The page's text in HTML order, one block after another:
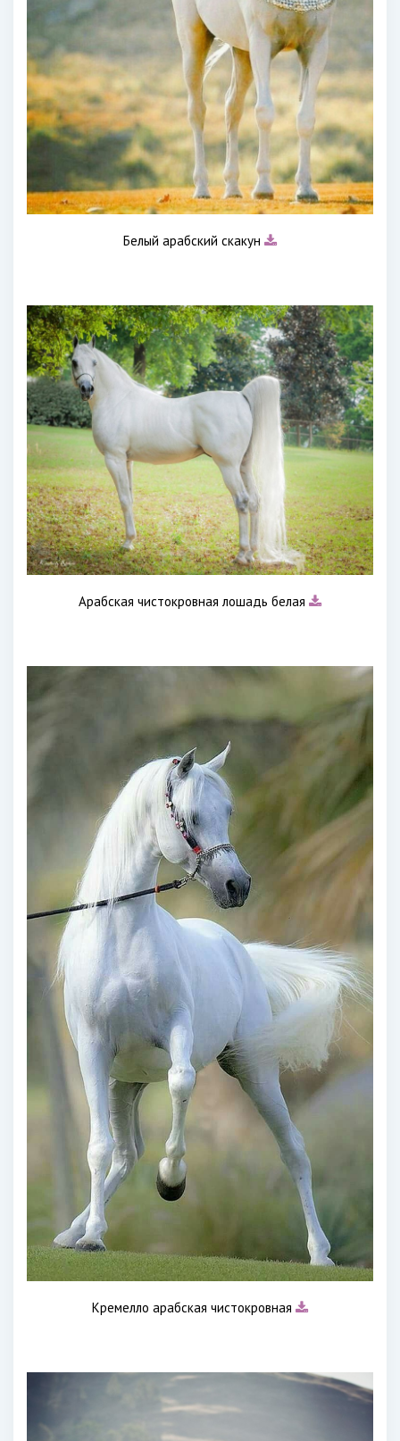
Белый арабский скакун
Арабская чистокровная лошадь белая
Кремелло арабская чистокровная